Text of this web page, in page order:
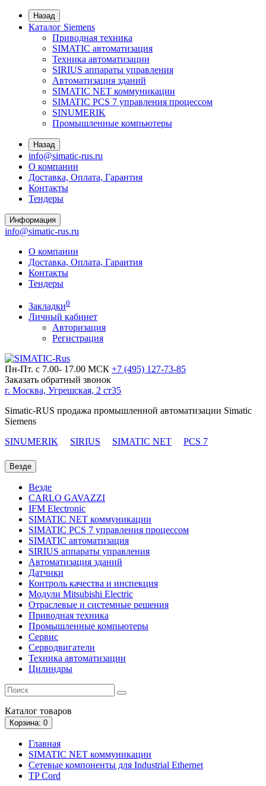
Назад
Каталог Siemens
Приводная техника
SIMATIC автоматизация
Техника автоматизации
SIRIUS аппараты управления
Автоматизация зданий
SIMATIC NET коммуникации
SIMATIC PCS 7 управления процессом
SINUMERIK
Промышленные компьютеры
Назад
info@simatic-rus.ru
О компании
Доставка, Оплата, Гарантия
Контакты
Тендеры
Информация
info@simatic-rus.ru
О компании
Доставка, Оплата, Гарантия
Контакты
Тендеры
Закладки0
Личный кабинет
Авторизация
Регистрация
Пн-Пт. с 7.00- 17.00 МСК +7 (495) 127-73-85
Заказать обратный звонок
г. Москва, Угрешская, 2 ст35
Simatic-RUS продажа промышленной автоматизации Simatic
Siemens
SINUMERIK
SIRIUS SIMATIC NET PCS 7
Везде
Везде
CARLO GAVAZZI
IFM Electronic
SIMATIC NET коммуникации
SIMATIC PCS 7 управления процессом
SIMATIC автоматизация
SIRIUS аппараты управления
Автоматизация зданий
Датчики
Контроль качества и инспекция
Модули Mitsubishi Electric
Отраслевые и системные решения
Приводная техника
Промышленные компьютеры
Сервис
Серводвигатели
Техника автоматизации
Цилиндры
Каталог товаров
Корзина: 0
Главная
SIMATIC NET коммуникации
Сетевые компоненты для Industrial Ethernet
TP Cord